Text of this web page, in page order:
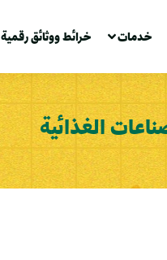
خدمات خرائط ووثائق رقمية
الغذائية